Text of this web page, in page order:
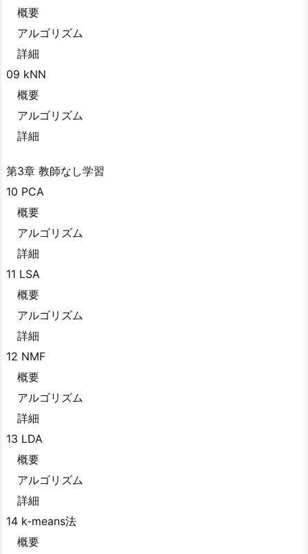
概要
アルゴリズム
詳細
09 kNN
概要
アルゴリズム
詳細
第3章 教師なし学習
10 PCA
概要
アルゴリズム
詳細
11 LSA
概要
アルゴリズム
詳細
12 NMF
概要
アルゴリズム
詳細
13 LDA
概要
アルゴリズム
詳細
14 k-means法
概要